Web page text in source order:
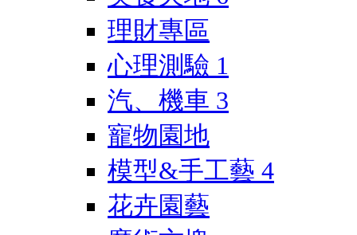
理財專區
心理測驗 1
汽、機車 3
寵物園地
模型&手工藝 4
花卉園藝